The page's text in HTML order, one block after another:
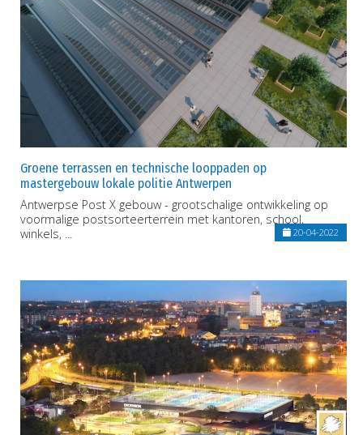
Groene terrassen en technische looppaden op
mastergebouw lokale politie Antwerpen
Antwerpse Post X gebouw - grootschalige ontwikkeling op
voormalige postsorteerterrein met kantoren, school,
winkels, ...
20-04-2022